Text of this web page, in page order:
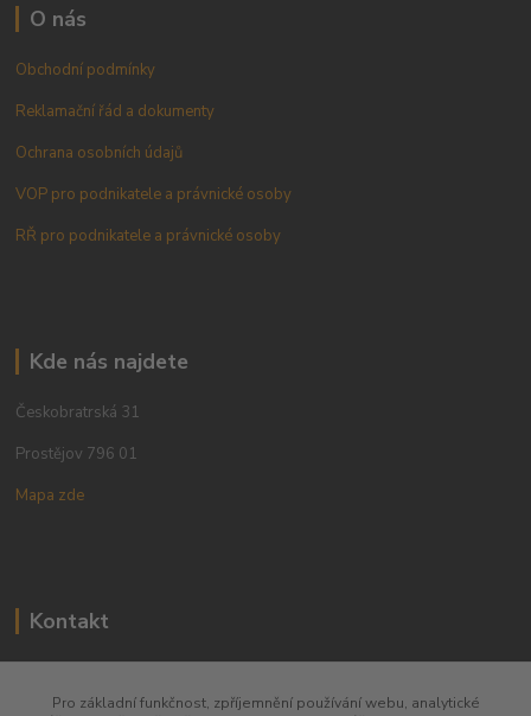
O nás
Obchodní podmínky
Reklamační řád a dokumenty
Ochrana osobních údajů
VOP pro podnikatele a právnické osoby
RŘ pro podnikatele a právnické osoby
Kde nás najdete
Českobratrská 31
Prostějov 796 01
Mapa zde
Kontakt
Pro základní funkčnost, zpříjemnění používání webu, analytické